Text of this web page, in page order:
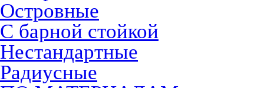
Островные
С барной стойкой
Нестандартные
Радиусные